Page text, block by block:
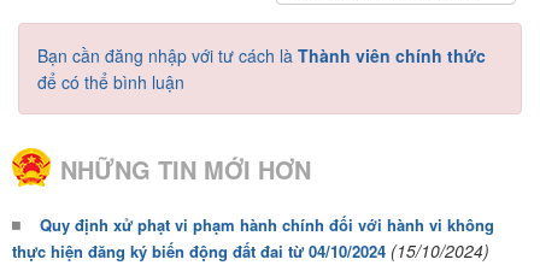
Bạn cần đăng nhập với tư cách là Thành viên chính thức
để có thể bình luận
NHỮNG TIN MỚI HƠN
Quy định xử phạt vi phạm hành chính đối với hành vi không
thực hiện đăng ký biến động đất đai từ 04/10/2024 (15/10/2024)